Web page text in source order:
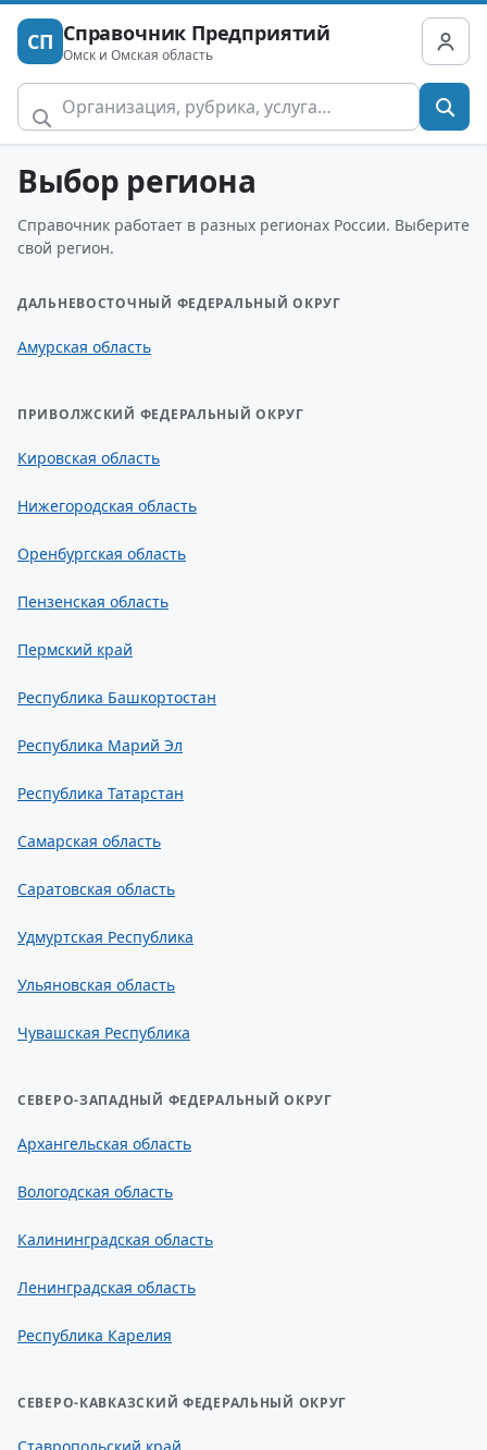
СП Справочник Предприятий
Омск и Омская область
Выбор региона
Справочник работает в разных регионах России. Выберите
свой регион.
ДАЛЬНЕВОСТОЧНЫЙ ФЕДЕРАЛЬНЫЙ ОКРУГ
Амурская область
ПРИВОЛЖСКИЙ ФЕДЕРАЛЬНЫЙ ОКРУГ
Кировская область
Нижегородская область
Оренбургская область
Пензенская область
Пермский край
Республика Башкортостан
Республика Марий Эл
Республика Татарстан
Самарская область
Саратовская область
Удмуртская Республика
Ульяновская область
Чувашская Республика
СЕВЕРО-ЗАПАДНЫЙ ФЕДЕРАЛЬНЫЙ ОКРУГ
Архангельская область
Вологодская область
Калининградская область
Ленинградская область
Республика Карелия
СЕВЕРО-КАВКАЗСКИЙ ФЕДЕРАЛЬНЫЙ ОКРУГ
Ставропольский край